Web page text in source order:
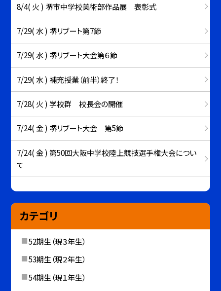
8/4( 火 ) 堺市中学校美術部作品展 表彰式
7/29( 水 ) 堺リブート第7節
7/29( 水 ) 堺リブート大会第６節
7/29( 水 ) 補充授業（前半）終了！
7/28( 火 ) 学校群 校長会の開催
7/24( 金 ) 堺リブート大会 第5節
7/24( 金 ) 第50回大阪中学校陸上競技選手権大会につい
て
カテゴリ
52期生（現３年生）
53期生（現２年生）
54期生（現１年生）